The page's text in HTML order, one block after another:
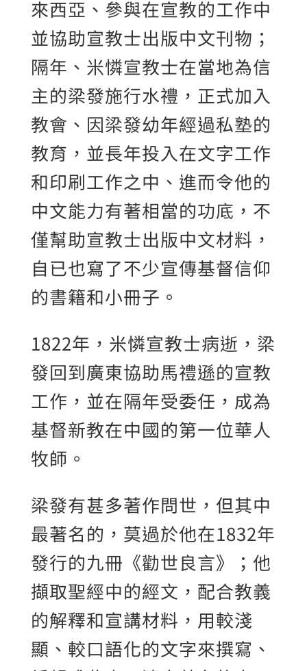
來西亞、參與在宣教的工作中
並協助宣教士出版中文刊物；
隔年、米憐宣教士在當地為信
主的梁發施行水禮，正式加入
教會、因梁發幼年經過私塾的
教育，並長年投入在文字工作
和印刷工作之中、進而令他的
中文能力有著相當的功底，不
僅幫助宣教士出版中文材料，
自已也寫了不少宣傳基督信仰
的書籍和小冊子。
1822年，米憐宣教士病逝，梁
發回到廣東協助馬禮遜的宣教
工作，並在隔年受委任，成為
基督新教在中國的第一位華人
牧師。
梁發有甚多著作問世，但其中
最著名的，莫過於他在1832年
發行的九冊《勸世良言》；他
擷取聖經中的經文，配合教義
的解釋和宣講材料，用較淺
顯、較口語化的文字來撰寫、